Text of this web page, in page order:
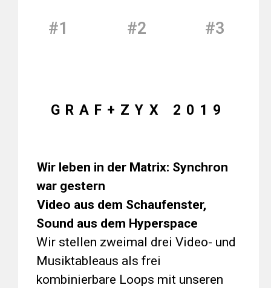
#1 #2 #3
GRAF+ZYX 2019
Wir leben in der Matrix: Synchron
war gestern
Video aus dem Schaufenster,
Sound aus dem Hyperspace
Wir stellen zweimal drei Video- und
Musiktableaus als frei
kombinierbare Loops mit unseren